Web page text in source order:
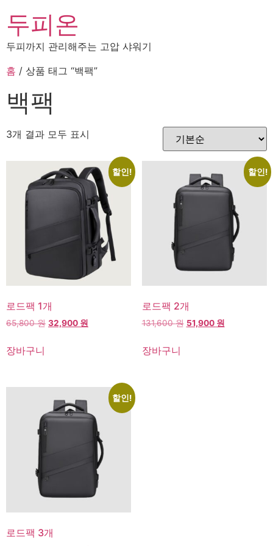
두피온
두피까지 관리해주는 고압 샤워기
홈 / 상품 태그 “백팩”
백팩
3개 결과 모두 표시
할인!
로드팩 1개
65,800원 32,900 원
장바구니
할인!
로드팩 2개
131,600원 51,900 원
장바구니
할인!
로드팩 3개
온라인